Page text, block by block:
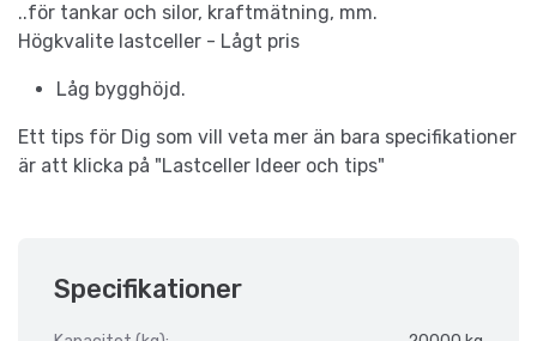
..för tankar och silor, kraftmätning, mm.
Högkvalite lastceller - Lågt pris
Låg bygghöjd.
Ett tips för Dig som vill veta mer än bara specifikationer
är att klicka på "Lastceller Ideer och tips"
Specifikationer